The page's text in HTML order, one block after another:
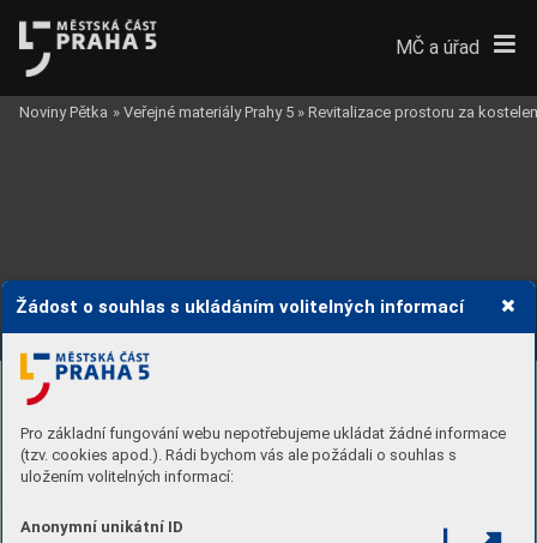
Žádost o souhlas s ukládáním volitelných informací
Pro základní fungování webu nepotřebujeme ukládat žádné informace
(tzv. cookies apod.). Rádi bychom vás ale požádali o souhlas s
uložením volitelných informací:
Anonymní unikátní ID
MČ a úřad
Noviny Pětka » Veřejné materiály Prahy 5 » Revitalizace prostoru za